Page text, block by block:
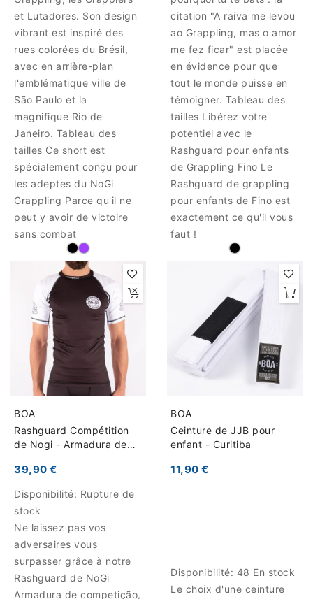
et Lutadores. Son design
vibrant est inspiré des
rues colorées du Brésil,
avec en arrière-plan
l'emblématique ville de
São Paulo et la
magnifique Rio de
Janeiro. Tableau des
tailles Ce short est
spécialement conçu pour
les adeptes du NoGi
Grappling Parce qu'il ne
peut y avoir de victoire
sans combat
citation "A raiva me levou
ao Grappling, mas o amor
me fez ficar" est placée
en évidence pour que
tout le monde puisse en
témoigner. Tableau des
tailles Libérez votre
potentiel avec le
Rashguard pour enfants
de Grappling Fino Le
Rashguard de grappling
pour enfants de Fino est
exactement ce qu'il vous
faut !
BOA
Rashguard Compétition
de Nogi - Armadura de
39,90 €
Disponibilité: Rupture de
stock
Ne laissez pas vos
adversaires vous
surpasser grâce à notre
Rashguard de NoGi
Armadura de competição,
BOA
Ceinture de JJB pour
enfant - Curitiba
11,90 €
Disponibilité: 48 En stock
Le choix d'une ceinture